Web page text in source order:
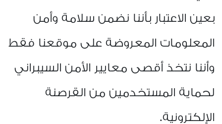
بعين الاعتبار بأننا نضمن سلامة وأمن
المعلومات المعروضة على موقعنا فقط
وأننا نتخذ أقصى معايير الأمن السيبراني
لحماية المستخدمين من القرصنة
الإلكترونية.